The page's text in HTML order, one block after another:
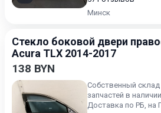
Минск
Стекло боковой двери
Acura TLX 2014-2017
138 BYN
Собственный склад
запчастей в
Доставка по РБ, на